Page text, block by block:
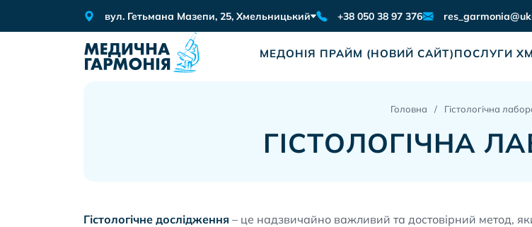
вул. Гетьмана Мазепи, 25, Хмельницький +38 050 38 97 376
МЕДОНІЯ ПРАЙМ (НОВИЙ САЙТ)ПОСЛУГИ
Головна Гістологічна
ГІСТОЛОГІЧНА
Гістологічне дослідження – це надзвичайно важливий та достовірний метод,